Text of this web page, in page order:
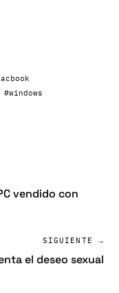
#windows
vendido con
SIGUIENTE →
el deseo sexual